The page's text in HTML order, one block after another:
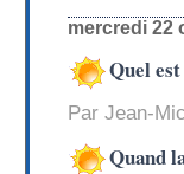
mercredi 22
Quel
Par Jean-
Quand